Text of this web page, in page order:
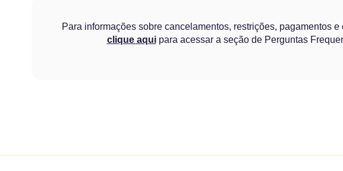
Para informações sobre cancelamentos, restrições, pagamentos e
clique aquipara acessar a seção de Perguntas